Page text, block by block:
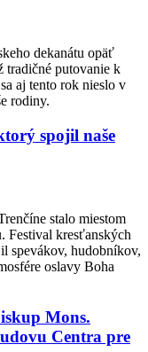
dekanátu opäť
tradičné putovanie k
aj tento rok nieslo v
rodiny.
spojil naše
stalo miestom
Festival kresťanských
spevákov, hudobníkov,
oslavy Boha
Mons.
Centra pre